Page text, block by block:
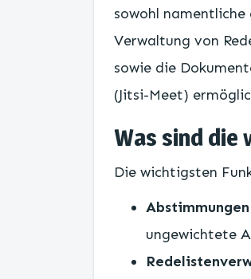
sowohl
Verwaltung von
sowie die
(Jitsi-Meet)
Was sind die
Die wichtigsten
ungewichtete